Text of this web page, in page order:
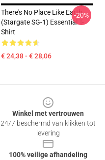
There's No Place Like Earth
(stargate SG-1) Essential T-
Shirt
€ 24,38 - € 28,06
-20%
Winkel met vertrouwen
24/7 beschermd van klikken tot
levering
100% veilige afhandeling